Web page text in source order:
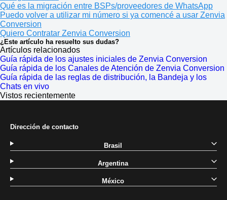
Qué es la migración entre BSPs/proveedores de WhatsApp
Puedo volver a utilizar mi número si ya comencé a usar Zenvia
Conversion
Quiero Contratar Zenvia Conversion
¿Este artículo ha resuelto sus dudas?
Artículos relacionados
Guía rápida de los ajustes iniciales de Zenvia Conversion
Guía rápida de los Canales de Atención de Zenvia Conversion
Guía rápida de las reglas de distribución, la Bandeja y los
Chats en vivo
Vistos recientemente
Dirección de contacto
Brasil
Argentina
México